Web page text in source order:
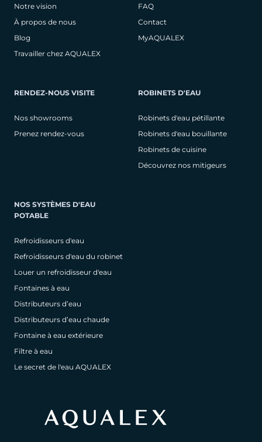
Notre vision
À propos de nous
Blog
Travailler chez AQUALEX
FAQ
Contact
MyAQUALEX
RENDEZ-NOUS VISITE
Nos showrooms
Prenez rendez-vous
ROBINETS D'EAU
Robinets d'eau pétillante
Robinets d'eau bouillante
Robinets de cuisine
Découvrez nos mitigeurs
NOS SYSTÈMES D'EAU
POTABLE
Refroidisseurs d'eau
Refroidisseurs d'eau du robinet
Louer un refroidisseur d'eau
Fontaines à eau
Distributeurs d’eau
Distributeurs d’eau chaude
Fontaine à eau extérieure
Filtre à eau
Le secret de l'eau AQUALEX